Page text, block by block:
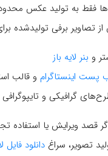
فقط به تولید عکس
تصاویر برفی تولیدشده
و بنر لایه باز
پست اینستاگرام و قالب
گرافیکی و تایپوگرافی
قصد ویرایش یا استفاده
تصویر، سراغ دانلود فایل